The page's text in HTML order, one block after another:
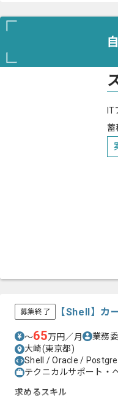
蓄
募集終了 【Shell】カ
〜65万円／月 業務
大崎(東京都)
Shell / Oracle /
テクニカルサポート・
求めるスキル